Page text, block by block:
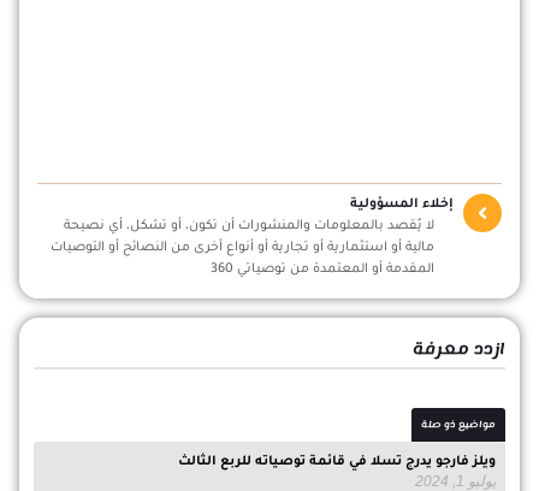
إخلاء المسؤولية
لا يُقصد بالمعلومات والمنشورات أن تكون، أو تشكل، أي نصيحة
مالية أو استثمارية أو تجارية أو أنواع أخرى من النصائح أو التوصيات
المقدمة أو المعتمدة من توصياتي 360
ازدد معرفة
مواضيع ذو صلة
ويلز فارجو يدرج تسلا في قائمة توصياته للربع الثالث
يوليو 1, 2024